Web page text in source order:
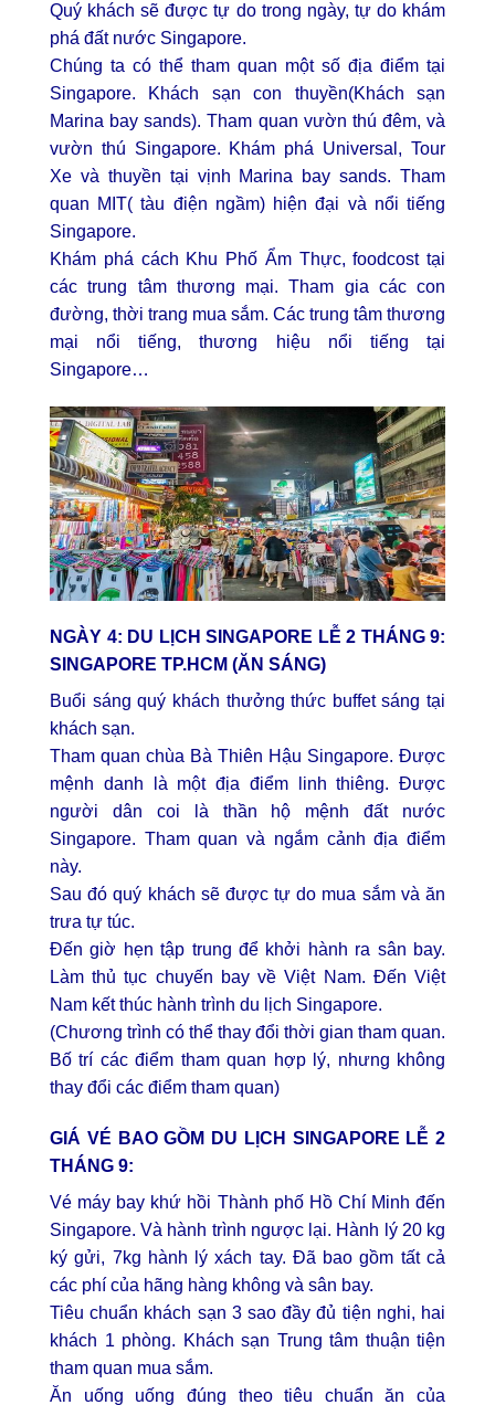
Quý khách sẽ được tự do trong ngày, tự do khám
phá đất nước Singapore.
Chúng ta có thể tham quan một số địa điểm tại
Singapore. Khách sạn con thuyền(Khách sạn
Marina bay sands). Tham quan vườn thú đêm, và
vườn thú Singapore. Khám phá Universal, Tour
Xe và thuyền tại vịnh Marina bay sands. Tham
quan MIT( tàu điện ngầm) hiện đại và nổi tiếng
Singapore.
Khám phá cách Khu Phố Ẩm Thực, foodcost tại
các trung tâm thương mại. Tham gia các con
đường, thời trang mua sắm. Các trung tâm thương
mại nổi tiếng, thương hiệu nổi tiếng tại
Singapore…
NGÀY 4: DU LỊCH SINGAPORE LỄ 2 THÁNG 9:
SINGAPORE TP.HCM (ĂN SÁNG)
Buổi sáng quý khách thưởng thức buffet sáng tại
khách sạn.
Tham quan chùa Bà Thiên Hậu Singapore. Được
mệnh danh là một địa điểm linh thiêng. Được
người dân coi là thần hộ mệnh đất nước
Singapore. Tham quan và ngắm cảnh địa điểm
này.
Sau đó quý khách sẽ được tự do mua sắm và ăn
trưa tự túc.
Đến giờ hẹn tập trung để khởi hành ra sân bay.
Làm thủ tục chuyến bay về Việt Nam. Đến Việt
Nam kết thúc hành trình du lịch Singapore.
(Chương trình có thể thay đổi thời gian tham quan.
Bố trí các điểm tham quan hợp lý, nhưng không
thay đổi các điểm tham quan)
GIÁ VÉ BAO GỒM DU LỊCH SINGAPORE LỄ 2
THÁNG 9:
Vé máy bay khứ hồi Thành phố Hồ Chí Minh đến
Singapore. Và hành trình ngược lại. Hành lý 20 kg
ký gửi, 7kg hành lý xách tay. Đã bao gồm tất cả
các phí của hãng hàng không và sân bay.
Tiêu chuẩn khách sạn 3 sao đầy đủ tiện nghi, hai
khách 1 phòng. Khách sạn Trung tâm thuận tiện
tham quan mua sắm.
Ăn uống uống đúng theo tiêu chuẩn ăn của